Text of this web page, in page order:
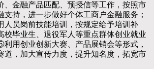
、金融产品匹配、预授信等工作，按照市
支持，进一步做好个体工商户金融服务；
员岗前技能培训，按规定给予培训补
毕业生、退役军人等重点群体创业就业
用创业创新大赛、产品展销会等形式，
道，加大宣传力度，提升知名度，拓宽市